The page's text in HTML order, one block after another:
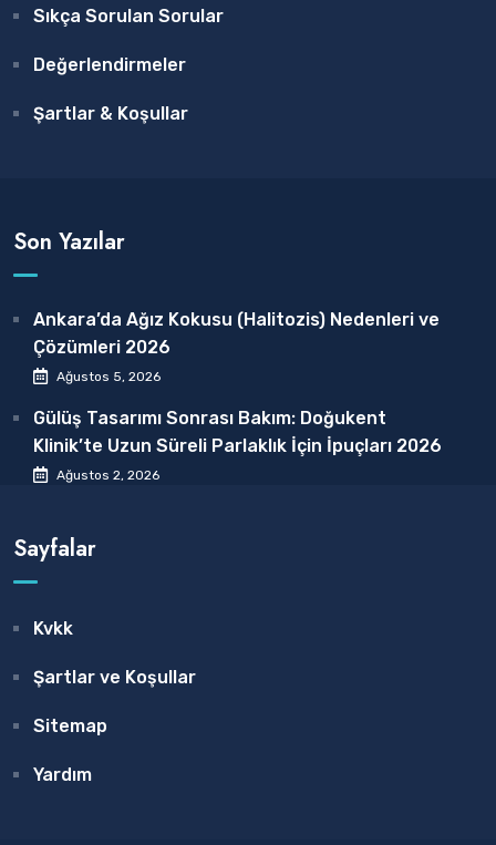
Sıkça Sorulan Sorular
Değerlendirmeler
Şartlar & Koşullar
Son Yazılar
Ankara’da Ağız Kokusu (Halitozis) Nedenleri ve
Çözümleri 2026
Ağustos 5, 2026
Gülüş Tasarımı Sonrası Bakım: Doğukent
Klinik’te Uzun Süreli Parlaklık İçin İpuçları 2026
Ağustos 2, 2026
Sayfalar
Kvkk
Şartlar ve Koşullar
Sitemap
Yardım